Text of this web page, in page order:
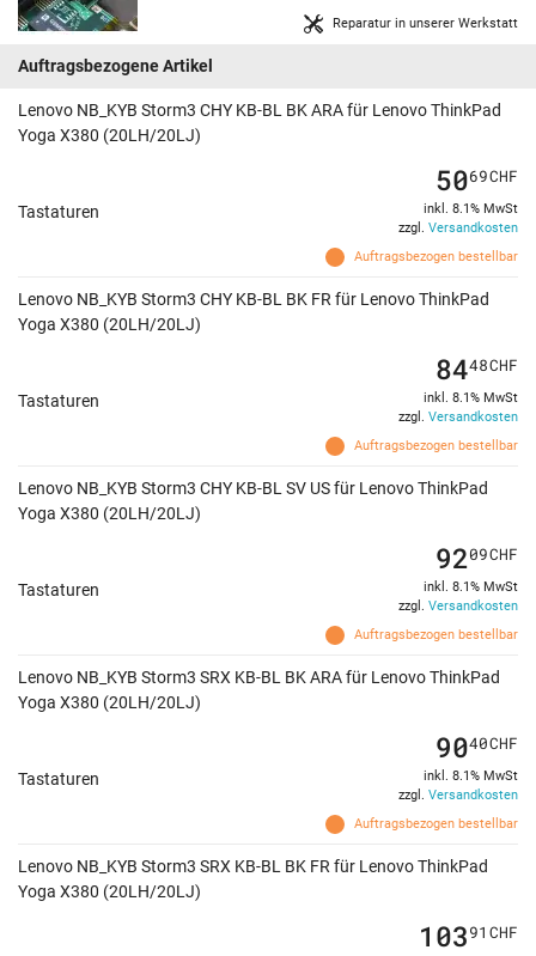
Reparatur in unserer Werkstatt
Auftragsbezogene Artikel
Lenovo NB_KYB Storm3 CHY KB-BL BK ARA für Lenovo ThinkPad
Yoga X380 (20LH/20LJ)
Tastaturen
Auftragsbezogen bestellbar
5069CHF
inkl. 8.1% MwSt
zzgl. Versandkosten
Lenovo NB_KYB Storm3 CHY KB-BL BK FR für Lenovo ThinkPad
Yoga X380 (20LH/20LJ)
Tastaturen
Auftragsbezogen bestellbar
8448CHF
inkl. 8.1% MwSt
zzgl. Versandkosten
Lenovo NB_KYB Storm3 CHY KB-BL SV US für Lenovo ThinkPad
Yoga X380 (20LH/20LJ)
Tastaturen
Auftragsbezogen bestellbar
9209CHF
inkl. 8.1% MwSt
zzgl. Versandkosten
Lenovo NB_KYB Storm3 SRX KB-BL BK ARA für Lenovo ThinkPad
Yoga X380 (20LH/20LJ)
Tastaturen
Auftragsbezogen bestellbar
9040CHF
inkl. 8.1% MwSt
zzgl. Versandkosten
Lenovo NB_KYB Storm3 SRX KB-BL BK FR für Lenovo ThinkPad
Yoga X380 (20LH/20LJ)
10391 CHF